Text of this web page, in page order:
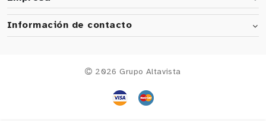
Información de contacto
2026 Grupo Altavista